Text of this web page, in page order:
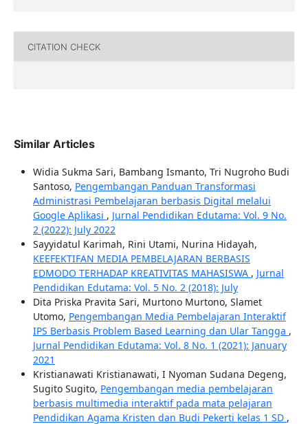
CITATION CHECK
Similar Articles
Widia Sukma Sari, Bambang Ismanto, Tri Nugroho Budi
Santoso, Pengembangan Panduan Transformasi
Administrasi Pembelajaran berbasis Digital melalui
Google Aplikasi , Jurnal Pendidikan Edutama: Vol. 9 No.
2 (2022): July 2022
Sayyidatul Karimah, Rini Utami, Nurina Hidayah,
KEEFEKTIFAN MEDIA PEMBELAJARAN BERBASIS
EDMODO TERHADAP KREATIVITAS MAHASISWA , Jurnal
Pendidikan Edutama: Vol. 5 No. 2 (2018): July
Dita Priska Pravita Sari, Murtono Murtono, Slamet
Utomo, Pengembangan Media Pembelajaran Interaktif
IPS Berbasis Problem Based Learning dan Ular Tangga ,
Jurnal Pendidikan Edutama: Vol. 8 No. 1 (2021): January
2021
Kristianawati Kristianawati, I Nyoman Sudana Degeng,
Sugito Sugito, Pengembangan media pembelajaran
berbasis multimedia interaktif pada mata pelajaran
Pendidikan Agama Kristen dan Budi Pekerti kelas 1 SD ,